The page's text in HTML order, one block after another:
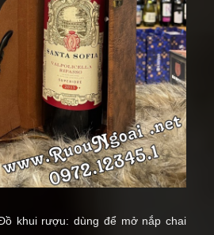
khui rượu: dùng để mở nắp chai